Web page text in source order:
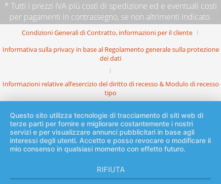
* Tutti i prezzi IVA più costi di spedizione ed e eventuali costi
per pagamenti in contrassegno, se non altrimenti indicato.
Condizioni Generali di Contratto, informazioni per il cliente
Informativa sulla privacy in base al Regolamento generale sulla protezione
dei dati
Informazioni relative all’esercizio del diritto di recesso & Modulo di recesso
tipo
Questo sito utilizza tecnologie di tracciamento di siti web di
terze parti per fornire e migliorare costantemente i nostri
servizi e per visualizzare annunci pubblicitari in base agli
interessi degli utenti. Accetto e posso revocare o modificare il
mio consenso in qualsiasi momento con effetto futuro.
RIFIUTA